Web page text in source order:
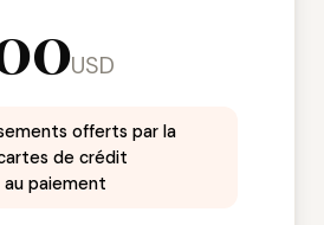
USD
offerts par la
de crédit
au paiement